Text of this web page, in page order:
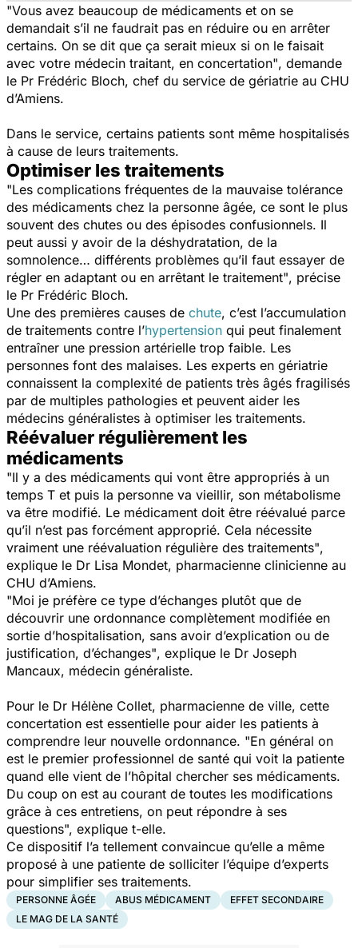
"Vous avez beaucoup de médicaments et on se
demandait s’il ne faudrait pas en réduire ou en arrêter
certains. On se dit que ça serait mieux si on le faisait
avec votre médecin traitant, en concertation", demande
le Pr Frédéric Bloch, chef du service de gériatrie au CHU
d’Amiens.
Dans le service, certains patients sont même hospitalisés
à cause de leurs traitements.
Optimiser les traitements
"Les complications fréquentes de la mauvaise tolérance
des médicaments chez la personne âgée, ce sont le plus
souvent des chutes ou des épisodes confusionnels. Il
peut aussi y avoir de la déshydratation, de la
somnolence… différents problèmes qu’il faut essayer de
régler en adaptant ou en arrêtant le traitement", précise
le Pr Frédéric Bloch.
Une des premières causes de chute, c’est l’accumulation
de traitements contre l’hypertension qui peut finalement
entraîner une pression artérielle trop faible. Les
personnes font des malaises. Les experts en gériatrie
connaissent la complexité de patients très âgés fragilisés
par de multiples pathologies et peuvent aider les
médecins généralistes à optimiser les traitements.
Réévaluer régulièrement les
médicaments
"Il y a des médicaments qui vont être appropriés à un
temps T et puis la personne va vieillir, son métabolisme
va être modifié. Le médicament doit être réévalué parce
qu’il n’est pas forcément approprié. Cela nécessite
vraiment une réévaluation régulière des traitements",
explique le Dr Lisa Mondet, pharmacienne clinicienne au
CHU d’Amiens.
"Moi je préfère ce type d’échanges plutôt que de
découvrir une ordonnance complètement modifiée en
sortie d’hospitalisation, sans avoir d’explication ou de
justification, d’échanges", explique le Dr Joseph
Mancaux, médecin généraliste.
Pour le Dr Hélène Collet, pharmacienne de ville, cette
concertation est essentielle pour aider les patients à
comprendre leur nouvelle ordonnance. "En général on
est le premier professionnel de santé qui voit la patiente
quand elle vient de l’hôpital chercher ses médicaments.
Du coup on est au courant de toutes les modifications
grâce à ces entretiens, on peut répondre à ses
questions", explique t-elle.
Ce dispositif l’a tellement convaincue qu’elle a même
proposé à une patiente de solliciter l’équipe d’experts
pour simplifier ses traitements.
PERSONNE ÂGÉE ABUS MÉDICAMENT
EFFET SECONDAIRE
LE MAG DE LA SANTÉ